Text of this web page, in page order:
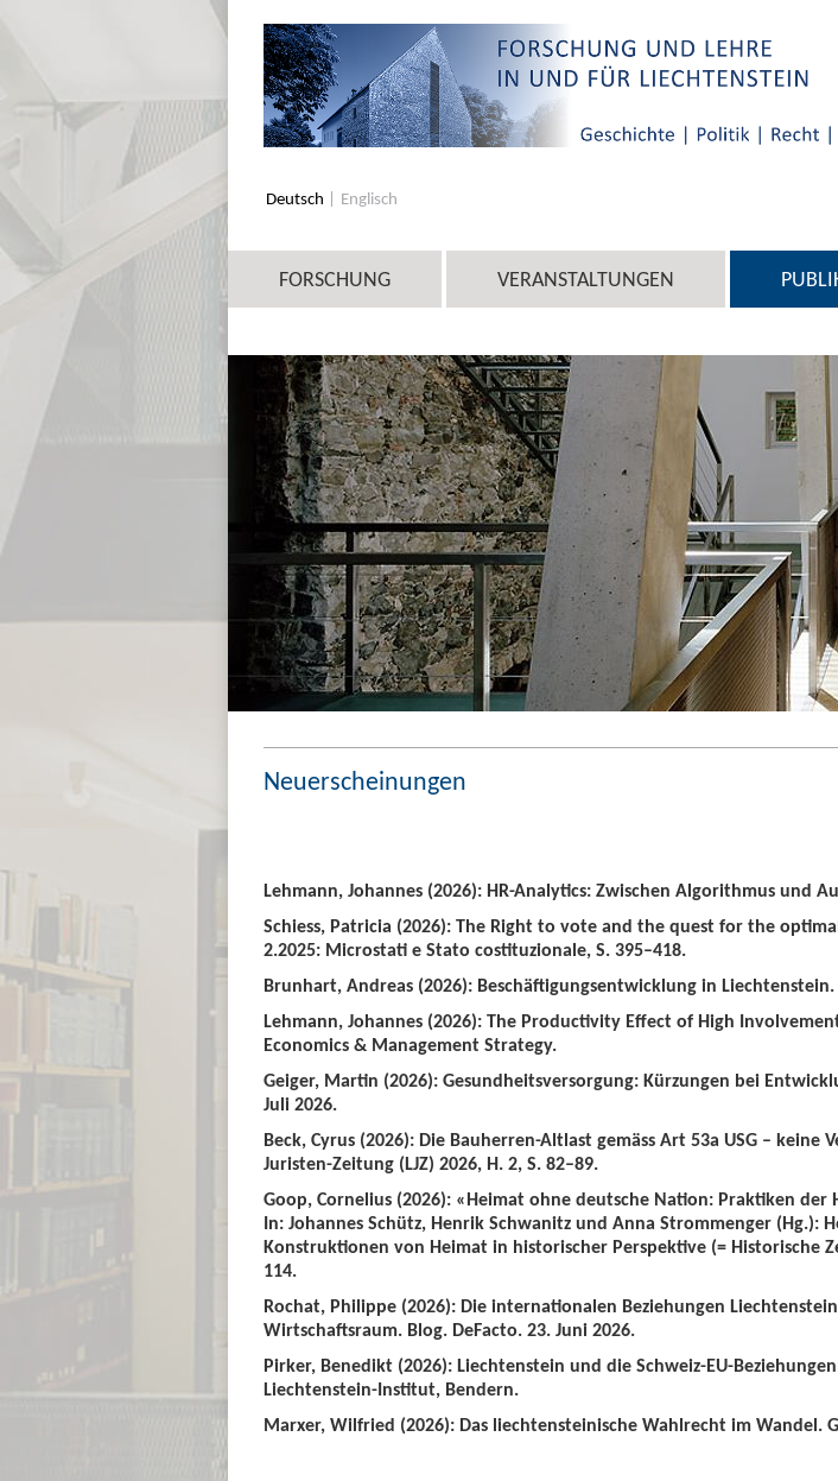
Deutsch Englisch
FORSCHUNG VERANSTALTUNGEN
Neuerscheinungen
Lehmann, Johannes (2026): HR-Analytics: Zwischen Algorithmus und
Schiess, Patricia (2026): The Right to vote and the quest for the
2.2025: Microstati e Stato costituzionale, S. 395–418.
Brunhart, Andreas (2026): Beschäftigungsentwicklung in
Lehmann, Johannes (2026): The Productivity Effect of High
Economics & Management Strategy.
Geiger, Martin (2026): Gesundheitsversorgung: Kürzungen bei
Juli 2026.
Beck, Cyrus (2026): Die Bauherren-Altlast gemäss Art 53a USG –
Juristen-Zeitung (LJZ) 2026, H. 2, S. 82–89.
Goop, Cornelius (2026): «Heimat ohne deutsche Nation: Praktiken
In: Johannes Schütz, Henrik Schwanitz und Anna Strommenger
Konstruktionen von Heimat in historischer Perspektive (= Historische
114.
Rochat, Philippe (2026): Die internationalen Beziehungen
Wirtschaftsraum. Blog. DeFacto. 23. Juni 2026.
Pirker, Benedikt (2026): Liechtenstein und die Schweiz-EU-
Liechtenstein-Institut, Bendern.
Marxer, Wilfried (2026): Das liechtensteinische Wahlrecht im Wandel.